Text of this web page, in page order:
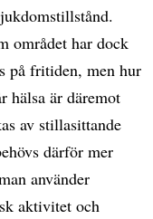
området har dock
på fritiden, men hur
hälsa är däremot
av stillasittande
därför mer
använder
aktivitet och